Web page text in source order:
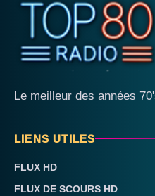
Le meilleur des années
LIENS UTILES
FLUX HD
FLUX DE SCOURS HD